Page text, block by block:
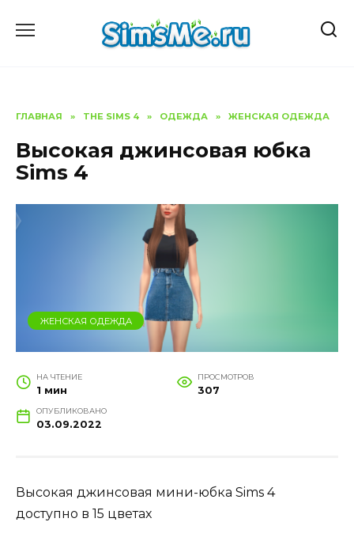
ГЛАВНАЯ » THE SIMS 4 » ОДЕЖДА » ЖЕНСКАЯ ОДЕЖДА
Высокая джинсовая юбка
Sims 4
ЖЕНСКАЯ ОДЕЖДА
НА ЧТЕНИЕ
1 мин
ПРОСМОТРОВ
307
ОПУБЛИКОВАНО
03.09.2022
Высокая джинсовая мини-юбка Sims 4
доступно в 15 цветах